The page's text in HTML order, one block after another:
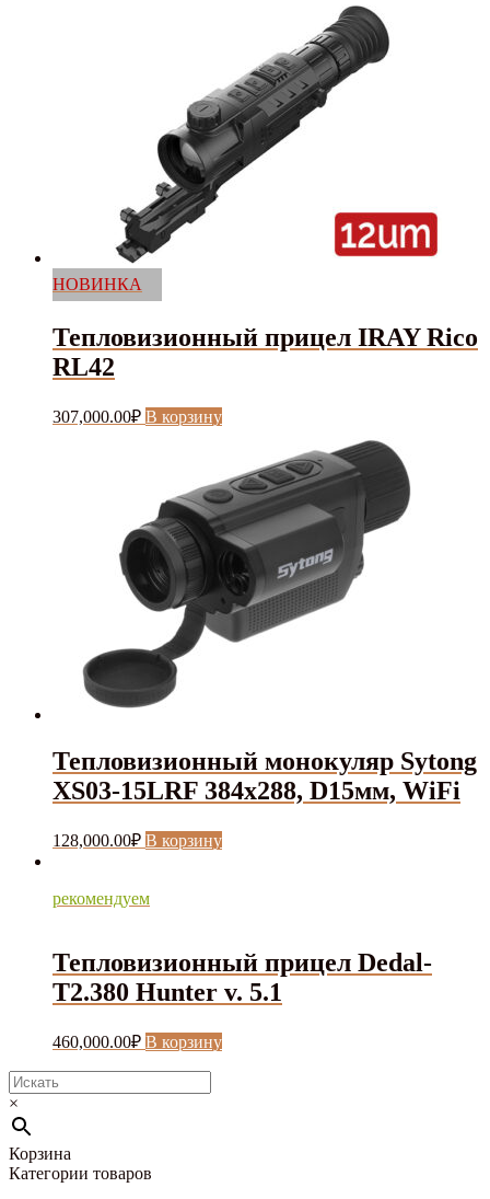
НОВИНКА
Тепловизионный прицел IRAY Rico
RL42
307,000.00₽ В корзину
Тепловизионный монокуляр Sytong
XS03-15LRF 384х288, D15мм, WiFi
128,000.00₽ В корзину
рекомендуем
Тепловизионный прицел Dedal-
T2.380 Hunter v. 5.1
460,000.00₽ В корзину
×
Корзина
Категории товаров